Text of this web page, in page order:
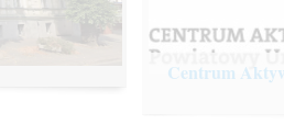
Centrum